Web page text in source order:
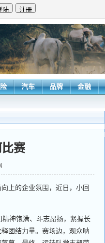
汽车 品牌 金融
赛
上的企业氛围，近日，小回
神饱满、斗志昂扬，紧握长
团结力量。赛场边，观众呐